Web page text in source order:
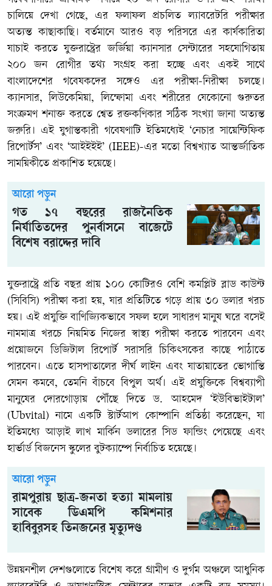
চালিয়ে দেখা গেছে, এর ফলাফল প্রচলিত ল্যাবরেটরি পরীক্ষার
অত্যন্ত কাছাকাছি। বর্তমানে আরও বড় পরিসরে এর কার্যকারিতা
যাচাই করতে যুক্তরাষ্ট্রের জর্জিয়া ক্যানসার সেন্টারের সহযোগিতায়
২০০ জন রোগীর তথ্য সংগ্রহ করা হচ্ছে এবং একই সাথে
বাংলাদেশের গবেষকদের সঙ্গেও এর পরীক্ষা-নিরীক্ষা চলছে।
ক্যানসার, লিউকেমিয়া, লিম্ফোমা এবং শরীরের যেকোনো গুরুতর
সংক্রমণ শনাক্ত করতে শ্বেত রক্তকণিকার সঠিক সংখ্যা জানা অত্যন্ত
জরুরি। এই যুগান্তকারী গবেষণাটি ইতিমধ্যেই ‘নেচার সায়েন্টিফিক
রিপোর্টস’ এবং ‘আইইইই’ (IEEE)-এর মতো বিশ্বখ্যাত আন্তর্জাতিক
সাময়িকীতে প্রকাশিত হয়েছে।
আরো পড়ুন
গত ১৭ বছরের রাজনৈতিক
নির্যাতিতদের পুনর্বাসনে বাজেটে
বিশেষ বরাদ্দের দাবি
যুক্তরাষ্ট্রে প্রতি বছর প্রায় ১০০ কোটিরও বেশি কমপ্লিট ব্লাড কাউন্ট
(সিবিসি) পরীক্ষা করা হয়, যার প্রতিটিতে গড়ে প্রায় ৩০ ডলার খরচ
হয়। এই প্রযুক্তি বাণিজ্যিকভাবে সফল হলে সাধারণ মানুষ ঘরে বসেই
নামমাত্র খরচে নিয়মিত নিজের স্বাস্থ্য পরীক্ষা করতে পারবেন এবং
প্রয়োজনে ডিজিটাল রিপোর্ট সরাসরি চিকিৎসকের কাছে পাঠাতে
পারবেন। এতে হাসপাতালের দীর্ঘ লাইন এবং যাতায়াতের ভোগান্তি
যেমন কমবে, তেমনি বাঁচবে বিপুল অর্থ। এই প্রযুক্তিকে বিশ্বব্যাপী
মানুষের দোরগোড়ায় পৌঁছে দিতে ড. আহমেদ ‘ইউবিভাইটাল’
(Ubvital) নামে একটি স্টার্টআপ কোম্পানি প্রতিষ্ঠা করেছেন, যা
ইতিমধ্যে আড়াই লাখ মার্কিন ডলারের সিড ফান্ডিং পেয়েছে এবং
হার্ভার্ড বিজনেস স্কুলের বুটক্যাম্পে নির্বাচিত হয়েছে।
আরো পড়ুন
রামপুরায় ছাত্র-জনতা হত্যা মামলায়
সাবেক ডিএমপি কমিশনার
হাবিবুরসহ তিনজনের মৃত্যুদণ্ড
উন্নয়নশীল দেশগুলোতে বিশেষ করে গ্রামীণ ও দুর্গম অঞ্চলে আধুনিক